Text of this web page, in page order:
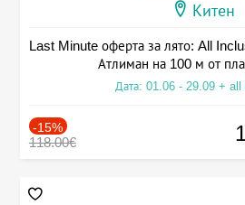
Китен
Last Minute оферта за лято: All
Атлиман на 100 м от
Дата: 01.06 - 29.09 +
-15%
118.00€